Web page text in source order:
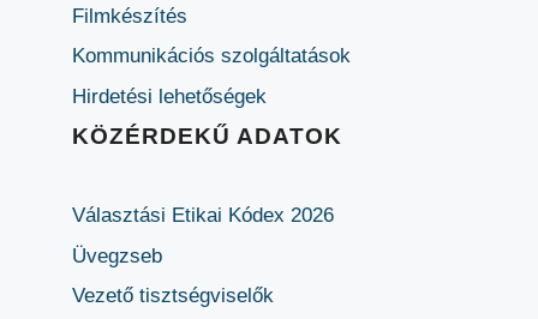
Filmkészítés
Kommunikációs szolgáltatások
Hirdetési lehetőségek
KÖZÉRDEKŰ ADATOK
Választási Etikai Kódex 2026
Üvegzseb
Vezető tisztségviselők